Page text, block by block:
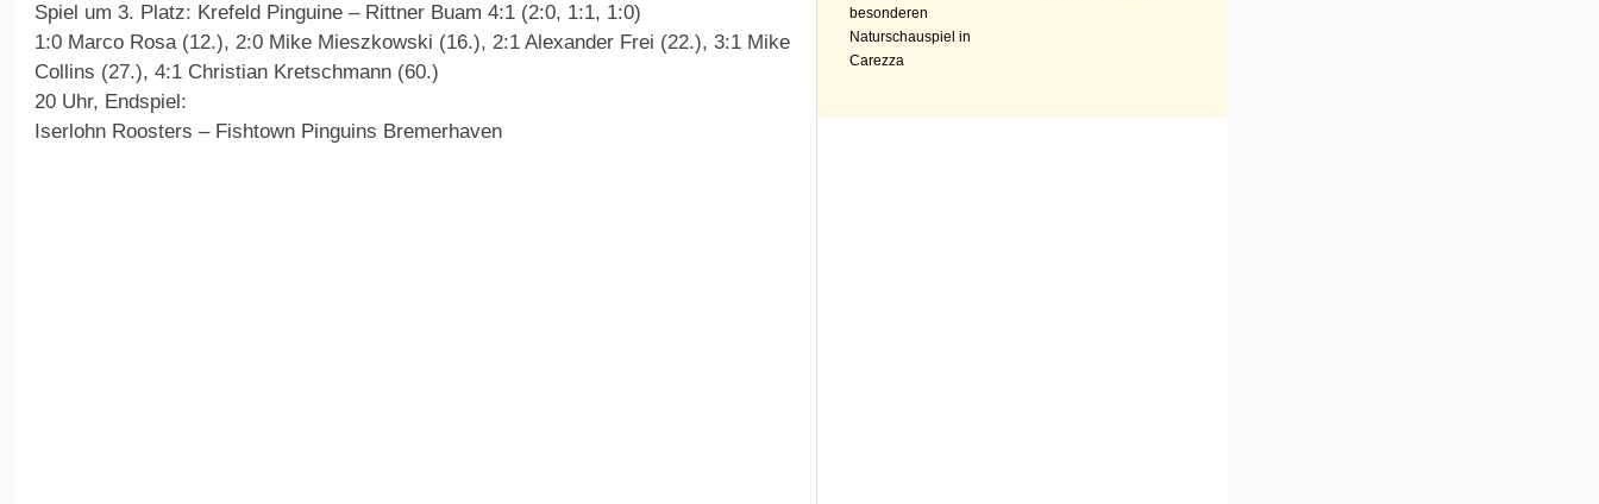
Spiel um 3. Platz: Krefeld Pinguine – Rittner Buam 4:1 (2:0, 1:1, 1:0)
1:0 Marco Rosa (12.), 2:0 Mike Mieszkowski (16.), 2:1 Alexander Frei (22.), 3:1 Mike
Collins (27.), 4:1 Christian Kretschmann (60.)
20 Uhr, Endspiel:
Iserlohn Roosters – Fishtown Pinguins Bremerhaven
besonderen
Naturschauspiel in
Carezza